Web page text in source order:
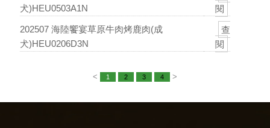
犬)HEU0503A1N
閱
202507 海陸饗宴草原牛肉烤鹿肉(成
犬)HEU0206D3N
查
閱
< 1 2 3 4 >